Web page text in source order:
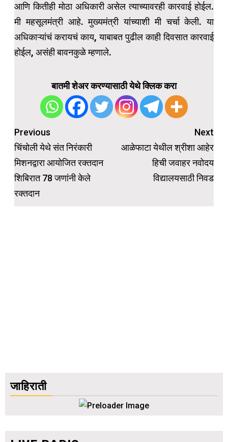
आणि कितीही मोठा अधिकारी असेल त्याच्यावरही कारवाई होईल.
मी महसूलमंत्री आहे. मुख्यमंत्री यांच्याशी मी चर्चा केली. या
अधिकाऱ्यांचं करायचं काय, याबाबत पुढील काही दिवसात कारवाई
होईल, असंही बावनकुळे म्हणाले.
बातमी शेअर करण्यासाठी येथे क्लिक करा
Post
navigation
Previous
चिंचोली येथे संत निरंकारी
मिशनद्वारा आयोजित रक्तदान
शिबिरात 78 जणांनी केले
रक्तदान
Next
आळेफाटा येथील श्रीशा आहेर
हिची जवाहर नवोदय
विद्यालयसाठी निवड
जाहिराती